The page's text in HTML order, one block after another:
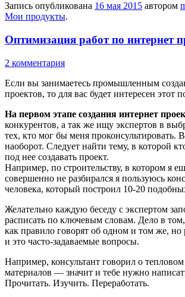
Запись опубликована 16 мая 2015 автором
Мои продукты.
Оптимизация работ по интернет
2 комментария
Если вы занимаетесь промышленным
проектов, то для вас будет интересен этот
На первом этапе создания интернет
конкурентов, а так же ищу экспертов в
тех, кто мог бы меня проконсультировать.
наоборот. Следует найти тему, в которой
под нее создавать проект.
Например, по строительству, в котором я
совершенно не разбирался я пользуюсь
человека, который построил 10-20
Желательно каждую беседу с экспертом
расписать по ключевым словам. Дело в
как правило говорят об одном и том же,
и это часто-задаваемые вопросы.
Например, консультант говорил о
материалов — значит и тебе нужно
Прочитать. Изучить. Переработать.